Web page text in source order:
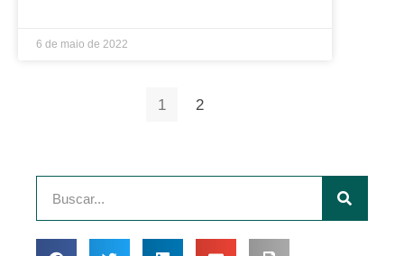
6 de maio de 2022
1 2